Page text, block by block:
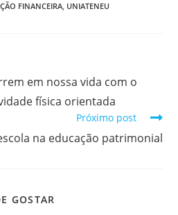
FINANCEIRA, UNIATENEU
em nossa vida com o
física orientada
Próximo post
na educação patrimonial
GOSTAR